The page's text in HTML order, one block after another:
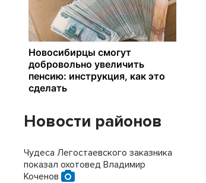
Новости районов
Чудеса Легостаевского заказника
показал охотовед Владимир
Коченов